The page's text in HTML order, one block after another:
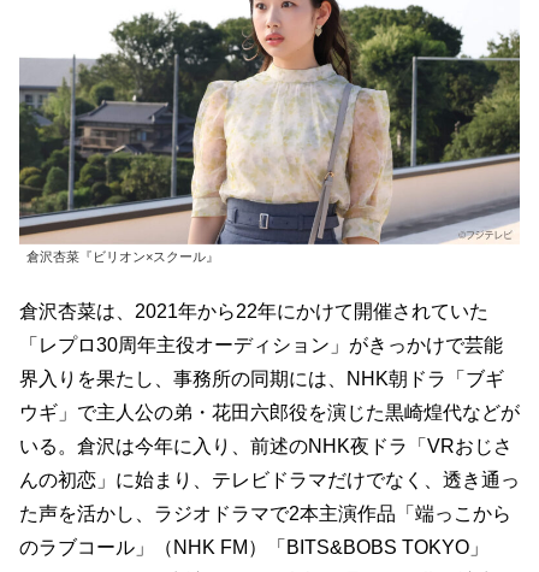
倉沢杏菜『ビリオン×スクール』
倉沢杏菜は、2021年から22年にかけて開催されていた
「レプロ30周年主役オーディション」がきっかけで芸能
界入りを果たし、事務所の同期には、NHK朝ドラ「ブギ
ウギ」で主人公の弟・花田六郎役を演じた黒崎煌代などが
いる。倉沢は今年に入り、前述のNHK夜ドラ「VRおじさ
んの初恋」に始まり、テレビドラマだけでなく、透き通っ
た声を活かし、ラジオドラマで2本主演作品「端っこから
のラブコール」（NHK FM）「BITS&BOBS TOKYO」